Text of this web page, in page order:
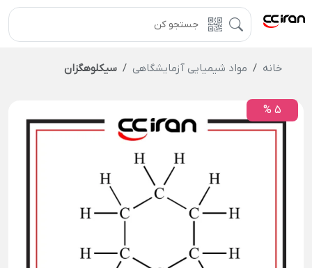
خانه مواد شیمیایی آزمایشگاهی سیکلوهگزان
5 %